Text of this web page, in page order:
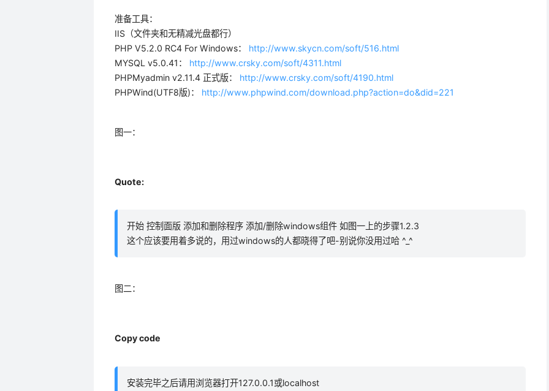
准备工具：
IIS（文件夹和无精减光盘都行）
PHP V5.2.0 RC4 For Windows： http://www.skycn.com/soft/516.html
MYSQL v5.0.41： http://www.crsky.com/soft/4311.html
PHPMyadmin v2.11.4 正式版： http://www.crsky.com/soft/4190.html
PHPWind(UTF8版)： http://www.phpwind.com/download.php?action=do&did=221
图一：
Quote:
开始 控制面版 添加和删除程序 添加/删除windows组件 如图一上的步骤1.2.3
这个应该要用着多说的，用过windows的人都晓得了吧-别说你没用过哈 ^_^
图二：
Copy code
安装完毕之后请用浏览器打开127.0.0.1或localhost